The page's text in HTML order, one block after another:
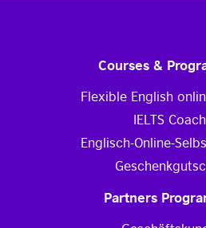
Courses &
Flexible English
IELTS Coach
Englisch-Online-
Partners